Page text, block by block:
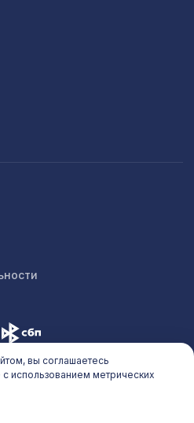
вы соглашаетесь
использованием метрических